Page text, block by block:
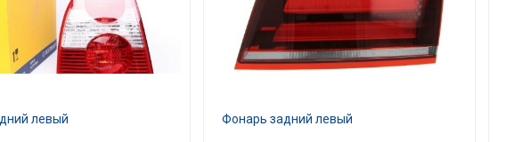
левый Фонарь задний левый